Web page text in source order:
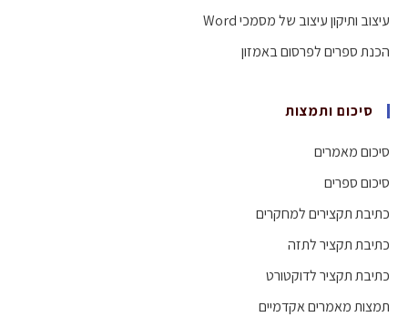
עיצוב ותיקון עיצוב של מסמכי Word
הכנת ספרים לפרסום באמזון
סיכום ותמצות
סיכום מאמרים
סיכום ספרים
כתיבת תקצירים למחקרים
כתיבת תקציר לתזה
כתיבת תקציר לדוקטורט
תמצות מאמרים אקדמיים